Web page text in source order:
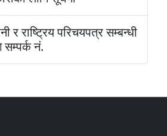
र राष्ट्रिय परिचयपत्र सम्बन्धी
सम्पर्क नं.